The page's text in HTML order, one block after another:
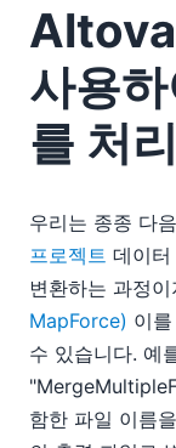
사용
를 처
우리는 종종 다
프로젝트 데이
변환하는 과정이
MapForce) 이
수 있습니다. 예
함한 파일 이름